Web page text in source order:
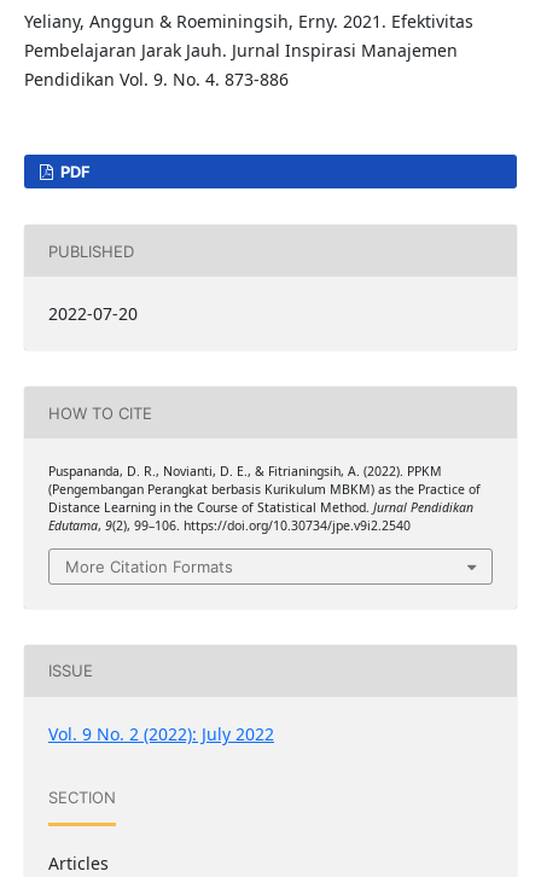
Yeliany, Anggun & Roeminingsih, Erny. 2021. Efektivitas
Pembelajaran Jarak Jauh. Jurnal Inspirasi Manajemen
Pendidikan Vol. 9. No. 4. 873-886
PDF
PUBLISHED
2022-07-20
HOW TO CITE
Puspananda, D. R., Novianti, D. E., & Fitrianingsih, A. (2022). PPKM
(Pengembangan Perangkat berbasis Kurikulum MBKM) as the Practice of
Distance Learning in the Course of Statistical Method. Jurnal Pendidikan
Edutama, 9(2), 99–106. https://doi.org/10.30734/jpe.v9i2.2540
More Citation Formats
ISSUE
Vol. 9 No. 2 (2022): July 2022
SECTION
Articles